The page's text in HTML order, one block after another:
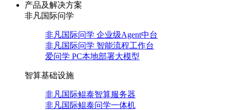
产品及解决方案
非凡国际问学
非凡国际问学 企业级Agent中台
非凡国际问学 智能流程工作台
爱问学 PC本地部署大模型
智算基础设施
非凡国际鲲泰智算服务器
非凡国际鲲泰问学一体机